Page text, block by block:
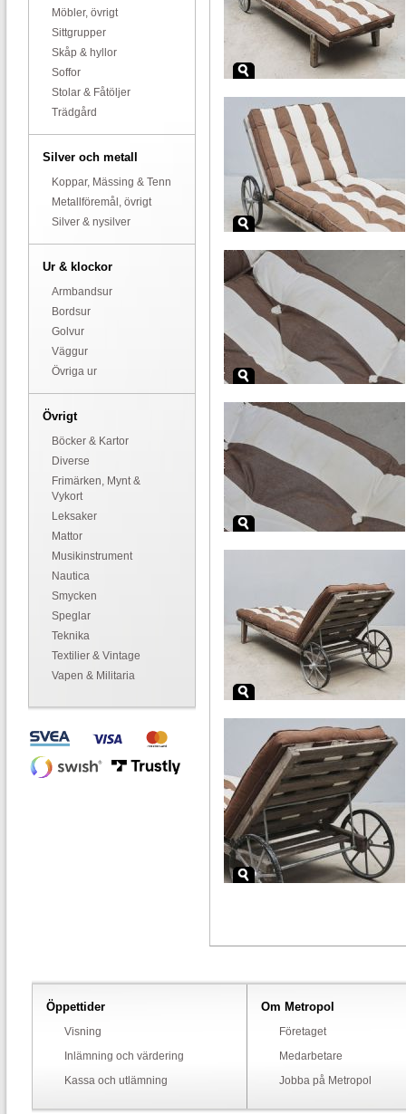
Möbler, övrigt
Sittgrupper
Skåp & hyllor
Soffor
Stolar & Fåtöljer
Trädgård
Silver och metall
Koppar, Mässing & Tenn
Metallföremål, övrigt
Silver & nysilver
Ur & klockor
Armbandsur
Bordsur
Golvur
Väggur
Övriga ur
Övrigt
Böcker & Kartor
Diverse
Frimärken, Mynt &
Vykort
Leksaker
Mattor
Musikinstrument
Nautica
Smycken
Speglar
Teknika
Textilier & Vintage
Vapen & Militaria
Öppettider
Visning
Inlämning och värdering
Kassa och utlämning
Om Metropol
Företaget
Medarbetare
Jobba på Metropol